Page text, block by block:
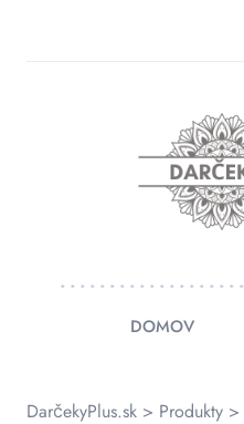
DOMOV
DarčekyPlus.sk > Produkty >